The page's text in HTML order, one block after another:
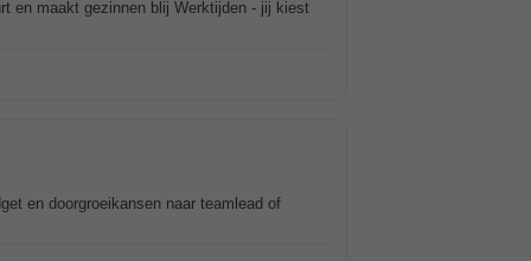
en maakt gezinnen blij Werktijden - jij kiest
en doorgroeikansen naar teamlead of